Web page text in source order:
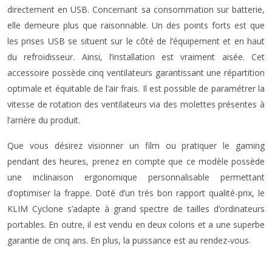
directement en USB. Concernant sa consommation sur batterie,
elle demeure plus que raisonnable. Un des points forts est que
les prises USB se situent sur le côté de l’équipement et en haut
du refroidisseur. Ainsi, l’installation est vraiment aisée. Cet
accessoire possède cinq ventilateurs garantissant une répartition
optimale et équitable de l’air frais. Il est possible de paramétrer la
vitesse de rotation des ventilateurs via des molettes présentes à
l’arrière du produit.
Que vous désirez visionner un film ou pratiquer le gaming
pendant des heures, prenez en compte que ce modèle possède
une inclinaison ergonomique personnalisable permettant
d’optimiser la frappe. Doté d’un très bon rapport qualité-prix, le
KLIM Cyclone s’adapte à grand spectre de tailles d’ordinateurs
portables. En outre, il est vendu en deux coloris et a une superbe
garantie de cinq ans. En plus, la puissance est au rendez-vous.